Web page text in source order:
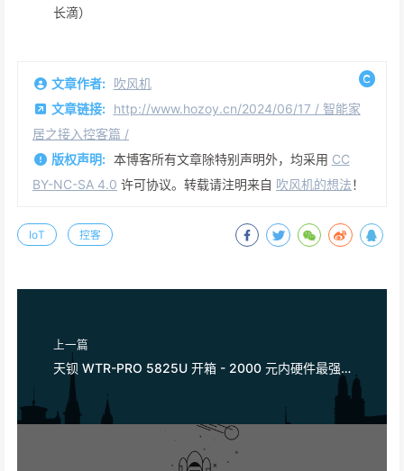
长滴）
文章作者: 吹风机
文章链接: http://www.hozoy.cn/2024/06/17 / 智能家
居之接入控客篇 /
版权声明: 本博客所有文章除特别声明外，均采用 CC
BY-NC-SA 4.0 许可协议。转载请注明来自 吹风机的想法！
IoT 控客
上一篇